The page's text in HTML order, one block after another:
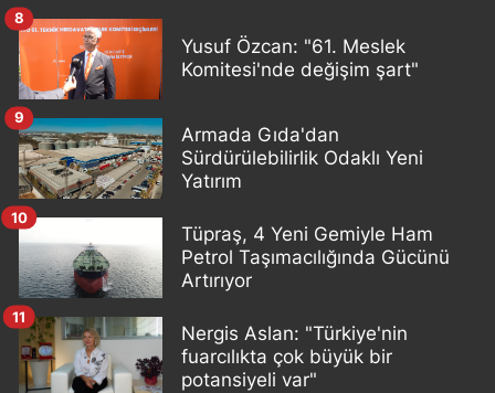
Yusuf Özcan: "61. Meslek
Komitesi'nde değişim şart"
8
Armada Gıda'dan
Sürdürülebilirlik Odaklı Yeni
Yatırım
9
Tüpraş, 4 Yeni Gemiyle Ham
Petrol Taşımacılığında Gücünü
Artırıyor
10
Nergis Aslan: "Türkiye'nin
fuarcılıkta çok büyük bir
potansiyeli var"
11